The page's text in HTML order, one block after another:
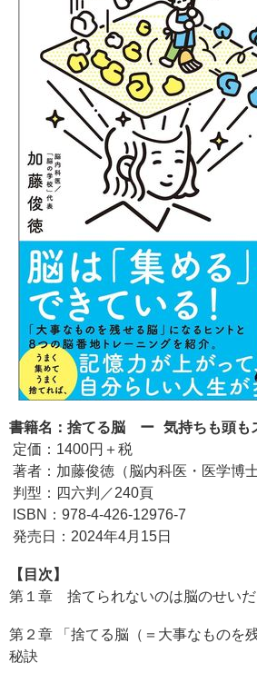
書籍名：捨てる脳 ー 気持ちも頭も
定価：1400円＋税
著者：加藤俊徳（脳内科医・医学博士
判型：四六判／240頁
ISBN：978-4-426-12976-7
発売日：2024年4月15日
【目次】
第１章 捨てられないのは脳のせいだ
第２章 「捨てる脳（＝大事なものを
秘訣